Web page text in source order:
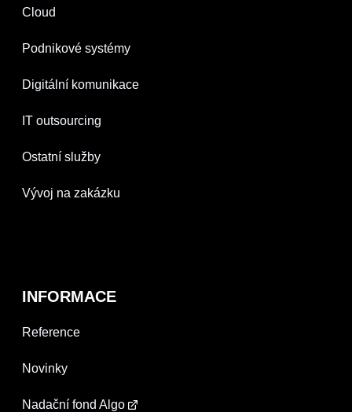
Cloud
Podnikové systémy
Digitální komunikace
IT outsourcing
Ostatní služby
Vývoj na zakázku
INFORMACE
Reference
Novinky
Nadační fond Algo